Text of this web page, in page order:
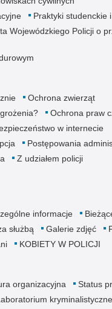
Praktyki studenckie
Wojewódzkiego Policji o
Ochrona zwierząt
Ochrona praw
w internecie
Postępowania
Z udziałem policji
informacje
służbą Galerie zdjęć
KOBIETY W POLICJI
organizacyjna
Status
kryminalistyczne